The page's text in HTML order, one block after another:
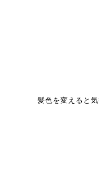
髪色を変えると